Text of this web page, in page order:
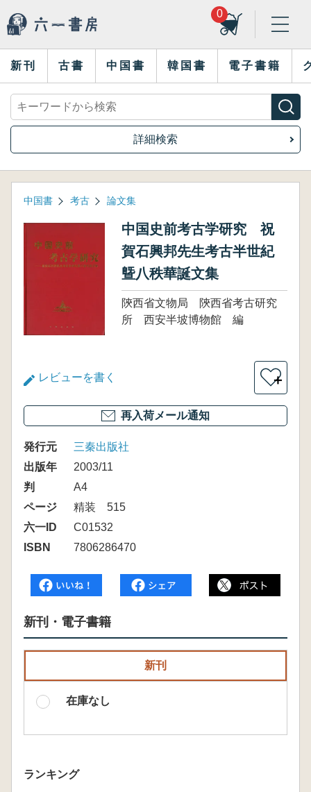
0
新刊 古書 中国書 韓国書 電子書籍
詳細検索
中国書 考古 論文集
中国史前考古学研究 祝
賀石興邦先生考古半世紀
曁八秩華誕文集
陝西省文物局 陝西省考古研究
所 西安半坡博物館 編
レビューを書く ＋
再入荷メール通知
発行元
三秦出版社
出版年
2003/11
判
A4
ページ
精装 515
六一ID
C01532
ISBN
7806286470
新刊・電子書籍
新刊
在庫なし
ランキング